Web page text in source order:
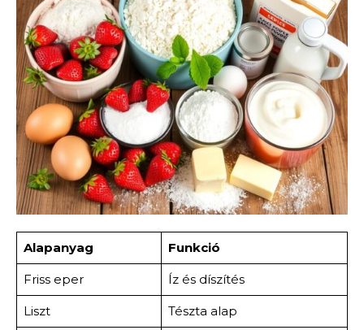
Alapanyag Funkció
Friss eper Íz és díszítés
Liszt Tészta alap